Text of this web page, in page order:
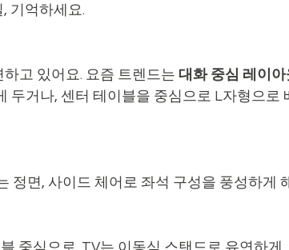
기억하세요.
고 있어요. 요즘 트렌드는 대화 중심 레이아
두거나, 센터 테이블을 중심으로 L자형으로
정면, 사이드 체어로 좌석 구성을 풍성하게